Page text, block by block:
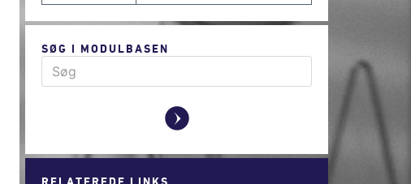
SØG I MODULBASEN
y
RELATEREDE LINKS